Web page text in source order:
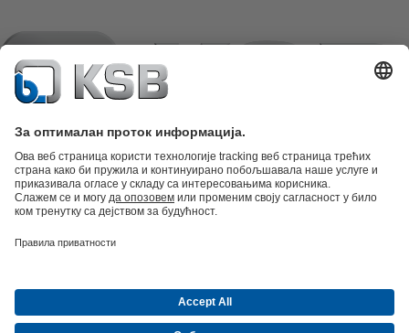
Katalog proizvoda Rezervni delovi
stručna znanja
Career opportunities at KSB
mediji